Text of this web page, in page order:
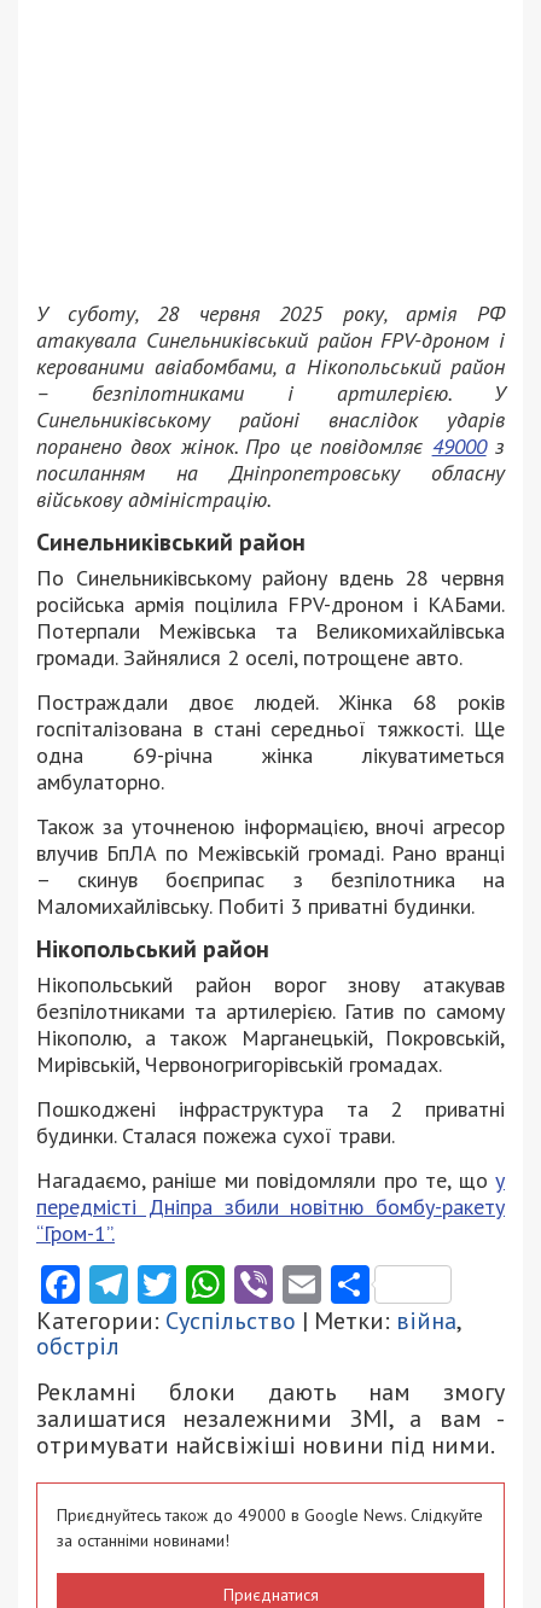
У суботу, 28 червня 2025 року, армія РФ
атакувала Синельниківський район FPV-дроном і
керованими авіабомбами, а Нікопольський район
– безпілотниками і артилерією. У
Синельниківському районі внаслідок ударів
поранено двох жінок. Про це повідомляє 49000з
посиланням на Дніпропетровську обласну
військову адміністрацію.
Синельниківський район
По Синельниківському району вдень 28 червня
російська армія поцілила FPV-дроном і КАБами.
Потерпали Межівська та Великомихайлівська
громади. Зайнялися 2 оселі, потрощене авто.
Постраждали двоє людей. Жінка 68 років
госпіталізована в стані середньої тяжкості. Ще
одна 69-річна жінка лікуватиметься
амбулаторно.
Також за уточненою інформацією, вночі агресор
влучив БпЛА по Межівській громаді. Рано вранці
– скинув боєприпас з безпілотника на
Маломихайлівську. Побиті 3 приватні будинки.
Нікопольський район
Нікопольський район ворог знову атакував
безпілотниками та артилерією. Гатив по самому
Нікополю, а також Марганецькій, Покровській,
Мирівській, Червоногригорівській громадах.
Пошкоджені інфраструктура та 2 приватні
будинки. Сталася пожежа сухої трави.
Нагадаємо, раніше ми повідомляли про те, що у
передмісті Дніпра збили новітню бомбу-ракету
“Гром-1”.
Facebook
Telegram
Twitter
WhatsApp
ViberEmail
Категории: Суспільство | Метки: війна,
обстріл
Рекламні блоки дають нам змогу
залишатися незалежними ЗМІ, а вам -
отримувати найсвіжіші новини під ними.
Приєднуйтесь також до 49000 в Google News. Слідкуйте
за останніми новинами!
Приєднатися